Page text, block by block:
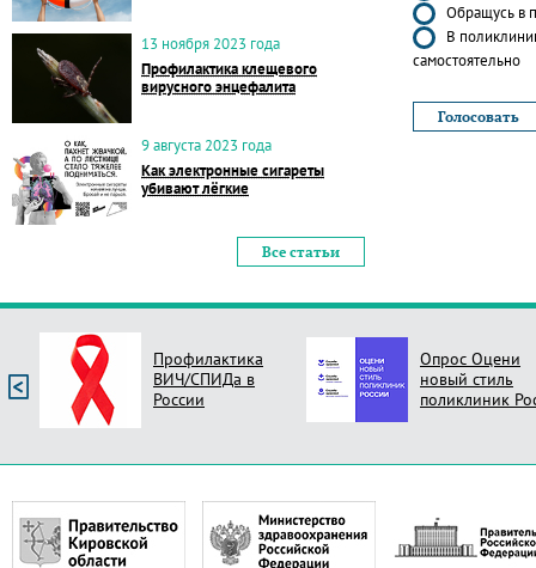
13 ноября 2023 года
Профилактика клещевого
вирусного энцефалита
9 августа 2023 года
Как электронные сигареты
убивают лёгкие
Все статьи
Обращусь в
В
самостоятельно
Профилактика
ВИЧ/СПИДа в
России
Опрос Оцени
новый стиль
поликлиник